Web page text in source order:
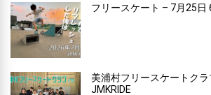
フリースケート – 7月25日
美浦村フリースケートク
JMKRIDE